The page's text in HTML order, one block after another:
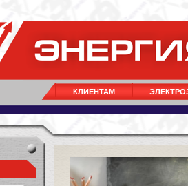
КЛИЕНТАМ